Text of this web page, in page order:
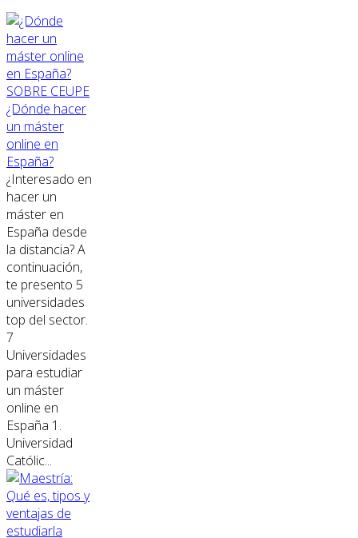
SOBRE CEUPE
¿Dónde hacer
un máster
online en
España?
¿Interesado en
hacer un
máster en
España desde
la distancia? A
continuación,
te presento 5
universidades
top del sector.
7
Universidades
para estudiar
un máster
online en
España 1.
Universidad
Católic...